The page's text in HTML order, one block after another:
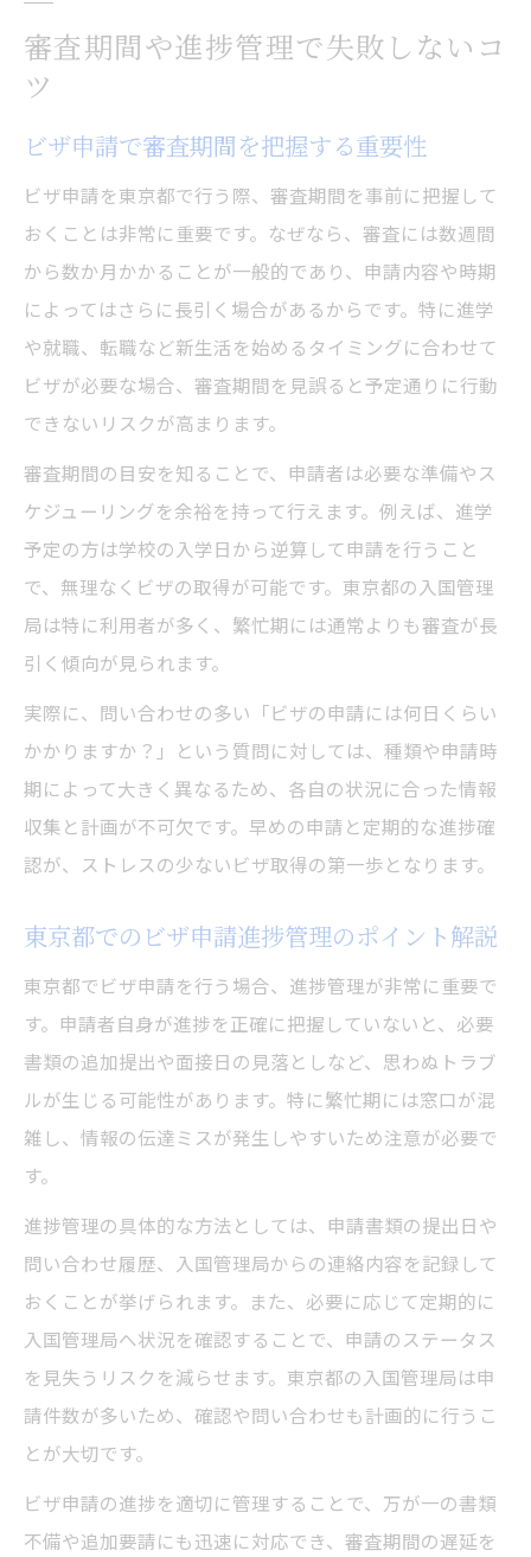
審査期間や進捗管理で失敗しないコ
ツ
ビザ申請で審査期間を把握する重要性
ビザ申請を東京都で行う際、審査期間を事前に把握して
おくことは非常に重要です。なぜなら、審査には数週間
から数か月かかることが一般的であり、申請内容や時期
によってはさらに長引く場合があるからです。特に進学
や就職、転職など新生活を始めるタイミングに合わせて
ビザが必要な場合、審査期間を見誤ると予定通りに行動
できないリスクが高まります。
審査期間の目安を知ることで、申請者は必要な準備やス
ケジューリングを余裕を持って行えます。例えば、進学
予定の方は学校の入学日から逆算して申請を行うこと
で、無理なくビザの取得が可能です。東京都の入国管理
局は特に利用者が多く、繁忙期には通常よりも審査が長
引く傾向が見られます。
実際に、問い合わせの多い「ビザの申請には何日くらい
かかりますか？」という質問に対しては、種類や申請時
期によって大きく異なるため、各自の状況に合った情報
収集と計画が不可欠です。早めの申請と定期的な進捗確
認が、ストレスの少ないビザ取得の第一歩となります。
東京都でのビザ申請進捗管理のポイント解説
東京都でビザ申請を行う場合、進捗管理が非常に重要で
す。申請者自身が進捗を正確に把握していないと、必要
書類の追加提出や面接日の見落としなど、思わぬトラブ
ルが生じる可能性があります。特に繁忙期には窓口が混
雑し、情報の伝達ミスが発生しやすいため注意が必要で
す。
進捗管理の具体的な方法としては、申請書類の提出日や
問い合わせ履歴、入国管理局からの連絡内容を記録して
おくことが挙げられます。また、必要に応じて定期的に
入国管理局へ状況を確認することで、申請のステータス
を見失うリスクを減らせます。東京都の入国管理局は申
請件数が多いため、確認や問い合わせも計画的に行うこ
とが大切です。
ビザ申請の進捗を適切に管理することで、万が一の書類
不備や追加要請にも迅速に対応でき、審査期間の遅延を